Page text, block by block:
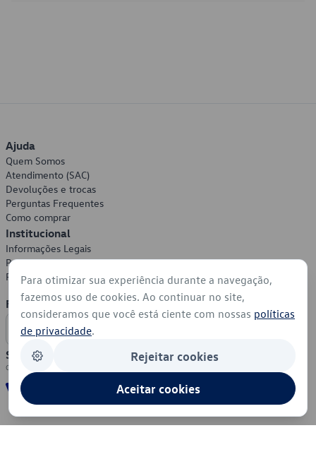
Ajuda
Quem Somos
Atendimento (SAC)
Devoluções e trocas
Perguntas Frequentes
Como comprar
Institucional
Informações Legais
Política de Privacidade
Política de Cookies
Formas de Pagamento
Segurança
Para otimizar sua experiência durante a navegação,
fazemos uso de cookies. Ao continuar no site,
consideramos que você está ciente com nossas políticas
de privacidade.
Rejeitar cookies
Aceitar cookies